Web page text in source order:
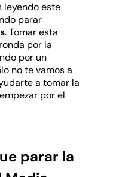
leyendo este
parar
. Tomar esta
por la
por un
no te vamos a
a tomar la
por el
parar la